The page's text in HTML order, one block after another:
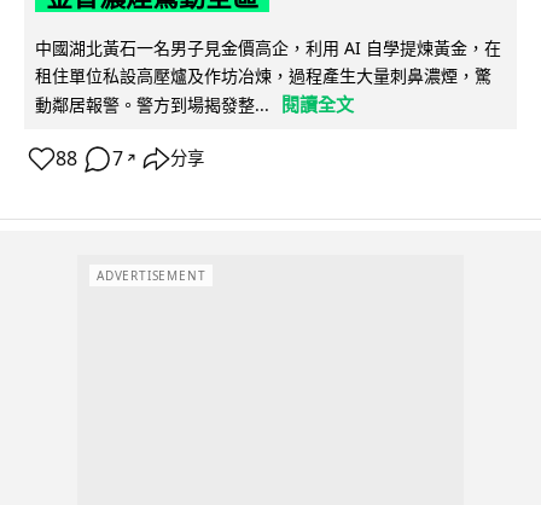
中國湖北黃石一名男子見金價高企，利用 AI 自學提煉黃金，在
租住單位私設高壓爐及作坊冶煉，過程產生大量刺鼻濃煙，驚
動鄰居報警。警方到場揭發整...
閱讀全文
88 7 ↗ 分享
ADVERTISEMENT